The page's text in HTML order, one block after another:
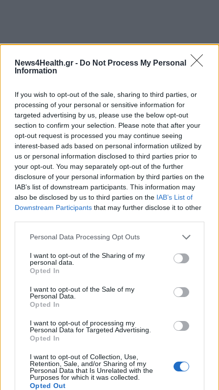
News4Health.gr - Do Not Process My Personal
Information
If you wish to opt-out of the sale, sharing to third parties, or
processing of your personal or sensitive information for
targeted advertising by us, please use the below opt-out
section to confirm your selection. Please note that after your
opt-out request is processed you may continue seeing
interest-based ads based on personal information utilized by
us or personal information disclosed to third parties prior to
your opt-out. You may separately opt-out of the further
disclosure of your personal information by third parties on the
IAB’s list of downstream participants. This information may
also be disclosed by us to third parties on the IAB’s List of
Downstream Participants that may further disclose it to other
Personal Data Processing Opt Outs
I want to opt-out of the Sharing of my
personal data.
Opted In
I want to opt-out of the Sale of my
Personal Data.
Opted In
I want to opt-out of processing my
Personal Data for Targeted Advertising.
Opted In
I want to opt-out of Collection, Use,
Retention, Sale, and/or Sharing of my
Personal Data that Is Unrelated with the
Purposes for which it was collected.
Opted Out
COVAX ΚΟΜΙΣΙΟΝ ΕΜΒΟΛΙΟ
ΠΕΡΙΣΣΟΤΕΡΑ ΣΤΗΝ ΙΔΙΑ ΚΑΤΗΓΟΡΙΑ
Ο χάρτης του κορονοϊού: Για 4η
συνεχόμενη μέρα η Αττική ξεπερνά
15 Δεκεμβρίου 2020
Με τον πρόεδρο του ΕΟΦ η
σημερινή ενημέρωση του
16 Δεκεμβρίου 2020